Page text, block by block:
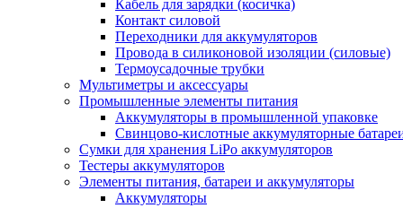
Кабель для зарядки (косичка)
Контакт силовой
Переходники для аккумуляторов
Провода в силиконовой изоляции (силовые)
Термоусадочные трубки
Мультиметры и аксессуары
Промышленные элементы питания
Аккумуляторы в промышленной упаковке
Свинцово-кислотные аккумуляторные
Сумки для хранения LiPo аккумуляторов
Тестеры аккумуляторов
Элементы питания, батареи и аккумуляторы
Аккумуляторы